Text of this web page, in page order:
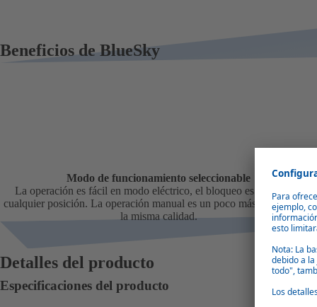
Beneficios de BlueSky
Modo de funcionamiento seleccionable
La operación es fácil en modo eléctrico, el bloqueo es posible en
cualquier posición. La operación manual es un poco más rentable con
la misma calidad.
Detalles del producto
Especificaciones del producto